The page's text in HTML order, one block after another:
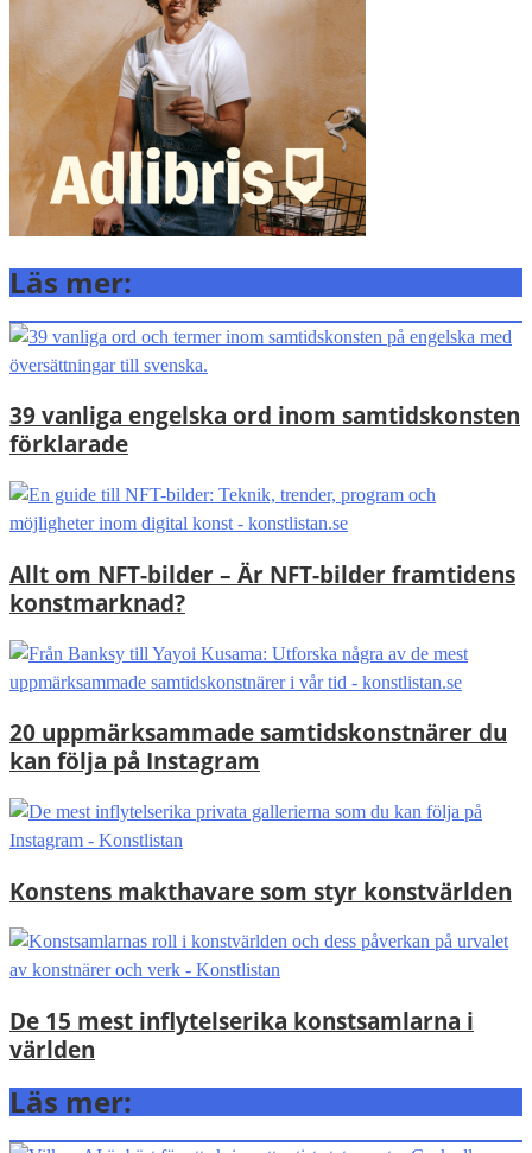
Läs mer:
39 vanliga engelska ord inom samtidskonsten
förklarade
Allt om NFT-bilder – Är NFT-bilder framtidens
konstmarknad?
20 uppmärksammade samtidskonstnärer du
kan följa på Instagram
Konstens makthavare som styr konstvärlden
De 15 mest inflytelserika konstsamlarna i
världen
Läs mer: